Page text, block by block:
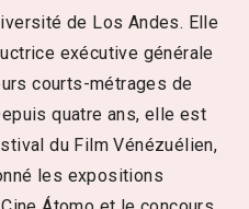
de Los Andes. Elle
exécutive générale
courts-métrages de
quatre ans, elle est
du Film Vénézuélien,
les expositions